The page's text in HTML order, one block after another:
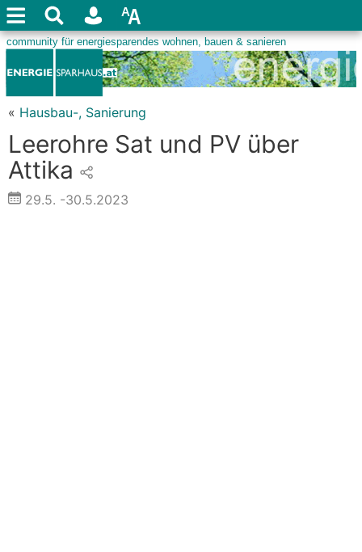
« Hausbau-, Sanierung
Leerohre Sat und PV über
Attika
29.5. -30.5.2023